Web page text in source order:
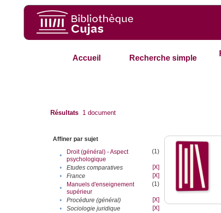
Accueil Recherche simple
Résultats 1 document
Affiner par sujet
•
Droit (général) - Aspect
psychologique
(1)
• Etudes comparatives
[X]
•
France
[X]
•
Manuels d'enseignement
supérieur
(1)
• Procédure (général)
[X]
•
Sociologie juridique
[X]